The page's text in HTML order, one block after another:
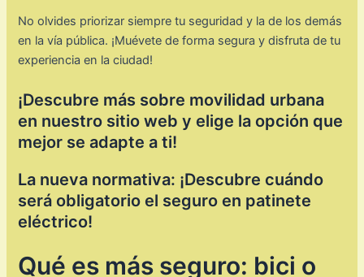
No olvides priorizar siempre tu seguridad y la de los demás
en la vía pública. ¡Muévete de forma segura y disfruta de tu
experiencia en la ciudad!
¡Descubre más sobre movilidad urbana
en nuestro sitio web y elige la opción que
mejor se adapte a ti!
La nueva normativa: ¡Descubre cuándo
será obligatorio el seguro en patinete
eléctrico!
Qué es más seguro: bici o